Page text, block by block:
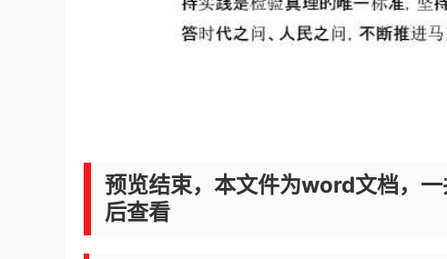
预览结束，本文件为word文档，
后查看